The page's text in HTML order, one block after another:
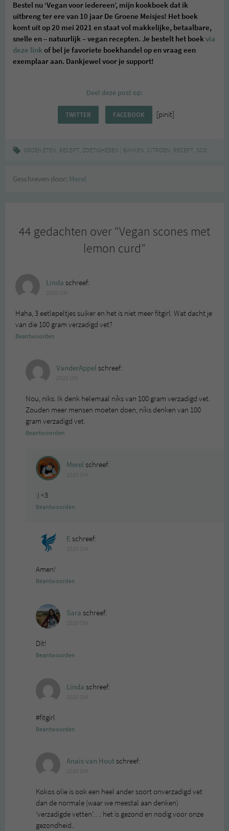
Bestel nu ‘Vegan voor iedereen’, mijn kookboek dat ik
uitbreng ter ere van 10 jaar De Groene Meisjes! Het boek
komt uit op 20 mei 2021 en staat vol makkelijke, betaalbare,
snelle en – natuurlijk – vegan recepten. Je bestelt het boekvia
deze link of bel je favoriete boekhandel op en vraag een
exemplaar aan. Dankjewel voor je support!
Deel deze post op:
TWITTER FACEBOOK [pinit]
GROEN ETEN, RECEPT, ZOETIGHEDEN BAKKEN, CITROEN, RECEPT, SCONES
Geschreven door: Merel
44 gedachten over “Vegan scones met
lemon curd”
Linda schreef:
Haha, 3 eetlepeltjes suiker en het is niet meer fitgirl. Wat dacht je
van die 100 gram verzadigd vet?
Beantwoorden
VanderAppel schreef:
Nou, niks. Ik denk helemaal níks van 100 gram verzadigd vet.
Zouden meer mensen moeten doen, níks denken van 100
gram verzadigd vet.
Beantwoorden
Merel schreef:
:) <3
Beantwoorden
E schreef:
Amen!
Beantwoorden
Sara schreef:
Dit!
Beantwoorden
Linda schreef:
#fitgirl
Beantwoorden
Anais van Houtschreef:
Kokos olie is ook een heel ander soort onverzadigd vet
dan de normale (waar we meestal aan denken)
‘verzadigde vetten’…: het is gezond en nodig voor onze
gezondheid..